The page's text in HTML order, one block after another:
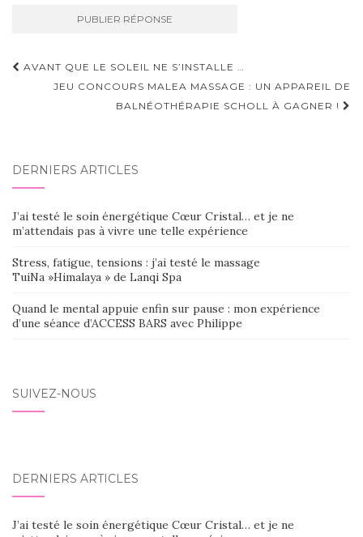
Navigation
d'article
AVANT QUE LE SOLEIL NE S’INSTALLE …
JEU CONCOURS MALEA MASSAGE : UN APPAREIL DE
BALNÉOTHÉRAPIE SCHOLL À GAGNER !
DERNIERS ARTICLES
J’ai testé le soin énergétique Cœur Cristal… et je ne
m’attendais pas à vivre une telle expérience
Stress, fatigue, tensions : j’ai testé le massage
TuiNa »Himalaya » de Lanqi Spa
Quand le mental appuie enfin sur pause : mon expérience
d’une séance d’ACCESS BARS avec Philippe
SUIVEZ-NOUS
DERNIERS ARTICLES
J’ai testé le soin énergétique Cœur Cristal… et je ne